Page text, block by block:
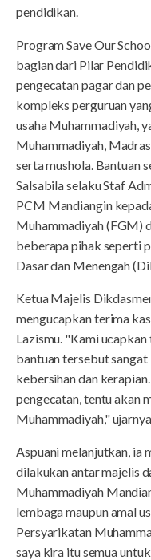
pendidikan.
Program Save Our
bagian dari Pilar
pengecatan pagar dan
kompleks perguruan
usaha Muhammadiyah,
Muhammadiyah,
serta mushola. Bantuan
Salsabila selaku Staf
PCM Mandiangin
Muhammadiyah (FGM)
beberapa pihak seperti
Dasar dan Menengah
Ketua Majelis
mengucapkan terima
Lazismu. "Kami
bantuan tersebut
kebersihan dan
pengecatan, tentu akan
Muhammadiyah," ujarnya.
Aspuani melanjutkan, ia
dilakukan antar majelis
Muhammadiyah
lembaga maupun amal
Persyarikatan
saya kira itu semua